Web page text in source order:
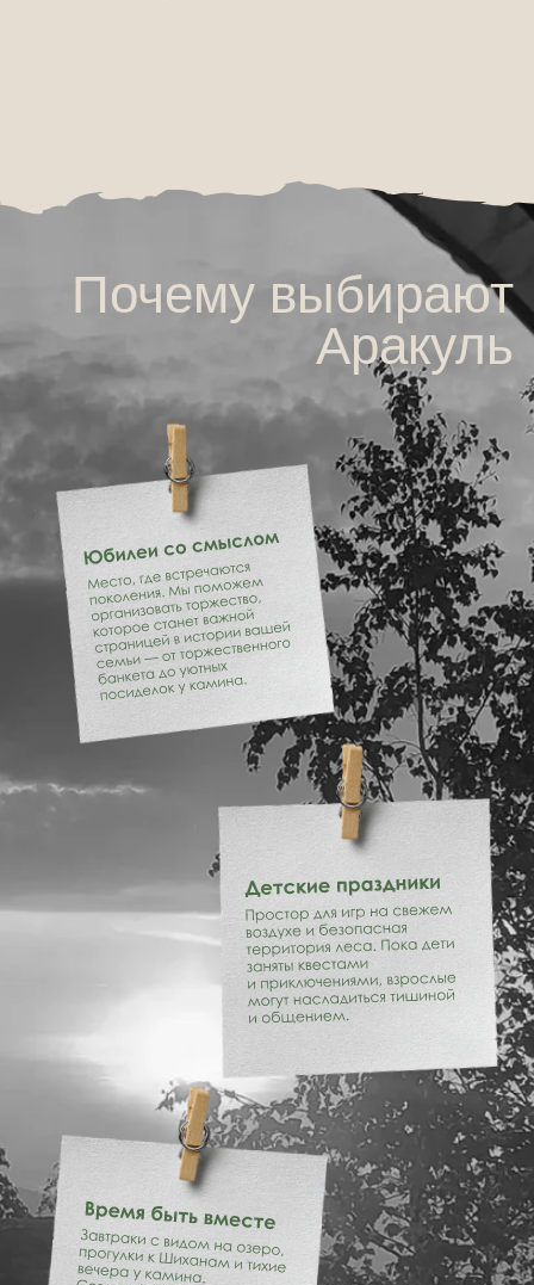
СЕМЕЙНЫЙ ОТДЫХ НА АРАКУЛЕ
Отель «Аракуль» — идеальная площадка для
проведения семейных мероприятий в Челябинской
области. Мы предлагаем комфортные условия для
отдыха с детьми и проведения праздников любого
масштаба.
БАНКЕТНЫЕ ЗАЛЫ ДЛЯ ЮБИЛЕЕВ
Наши площадки подходят как для камерных ужинов, так
и для больших семейных торжеств. Интерьеры в стиле
«тихой роскоши» позволяют реализовать любой декор,
подчеркивая статус и значимость события.